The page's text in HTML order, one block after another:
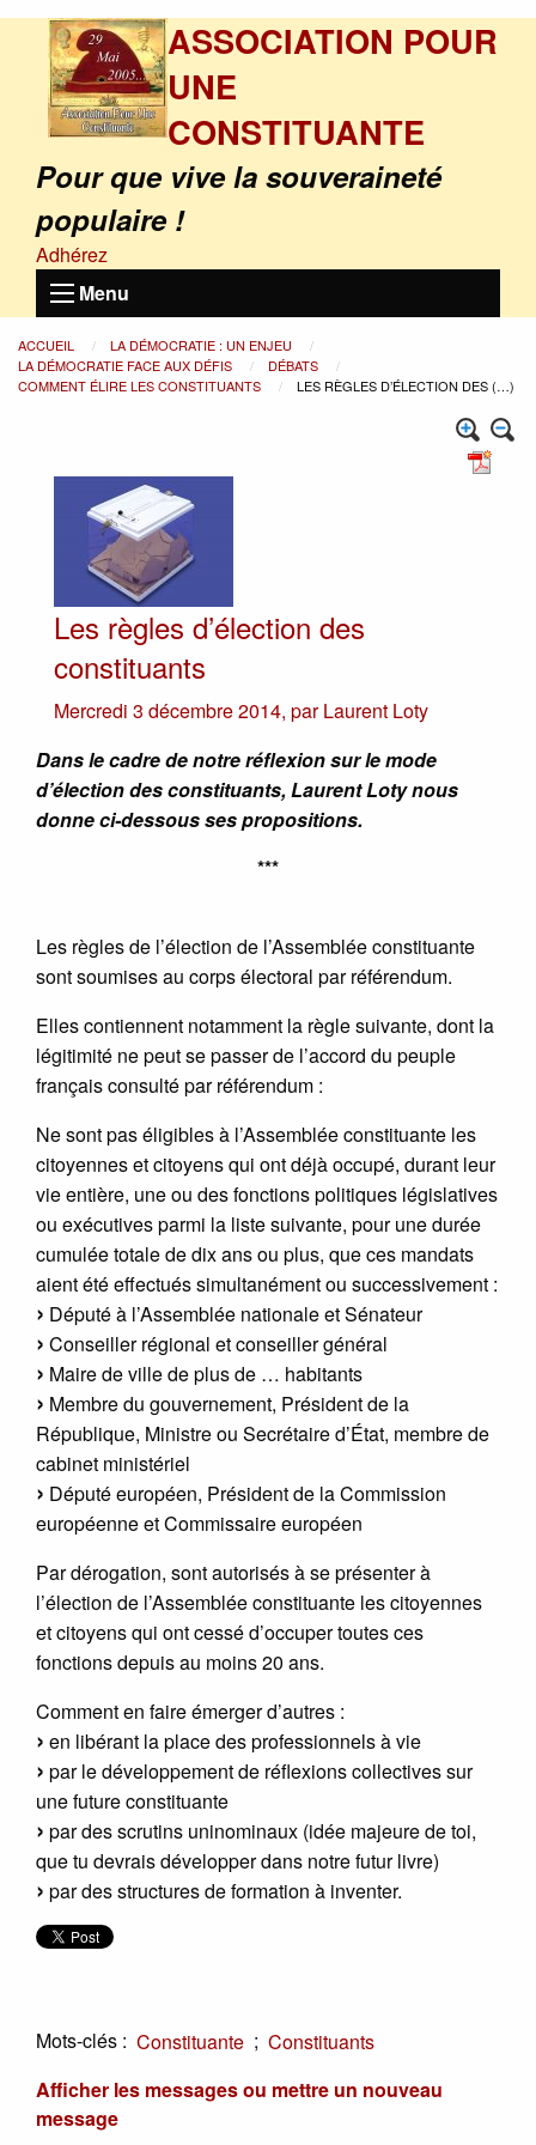
ASSOCIATION POUR
UNE
CONSTITUANTE
Pour que vive la souveraineté
populaire !
Adhérez
Menu
ACCUEIL
LA DÉMOCRATIE : UN ENJEU
LA DÉMOCRATIE FACE AUX DÉFIS
DÉBATS
COMMENT ÉLIRE LES CONSTITUANTS
LES RÈGLES D’ÉLECTION DES (…)
Les règles d’élection des
constituants
Mercredi 3 décembre 2014, parLaurent Loty
Dans le cadre de notre réflexion sur le mode
d’élection des constituants, Laurent Loty nous
donne ci-dessous ses propositions.
***
Les règles de l’élection de l’Assemblée constituante
sont soumises au corps électoral par référendum.
Elles contiennent notamment la règle suivante, dont la
légitimité ne peut se passer de l’accord du peuple
français consulté par référendum :
Ne sont pas éligibles à l’Assemblée constituante les
citoyennes et citoyens qui ont déjà occupé, durant leur
vie entière, une ou des fonctions politiques législatives
ou exécutives parmi la liste suivante, pour une durée
cumulée totale de dix ans ou plus, que ces mandats
aient été effectués simultanément ou successivement :
Député à l’Assemblée nationale et Sénateur
Conseiller régional et conseiller général
Maire de ville de plus de … habitants
Membre du gouvernement, Président de la
République, Ministre ou Secrétaire d’État, membre de
cabinet ministériel
Député européen, Président de la Commission
européenne et Commissaire européen
Par dérogation, sont autorisés à se présenter à
l’élection de l’Assemblée constituante les citoyennes
et citoyens qui ont cessé d’occuper toutes ces
fonctions depuis au moins 20 ans.
Comment en faire émerger d’autres :
en libérant la place des professionnels à vie
par le développement de réflexions collectives sur
une future constituante
par des scrutins uninominaux (idée majeure de toi,
que tu devrais développer dans notre futur livre)
par des structures de formation à inventer.
Mots-clés : Constituante ; Constituants
Afficher les messages ou mettre un nouveau
message